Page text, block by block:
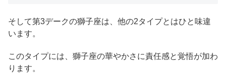
そして第3デークの獅子座は、他の2タイプとはひと味違
います。
このタイプには、獅子座の華やかさに責任感と覚悟が加わ
ります。